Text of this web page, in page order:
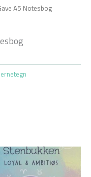
A5 Notesbog